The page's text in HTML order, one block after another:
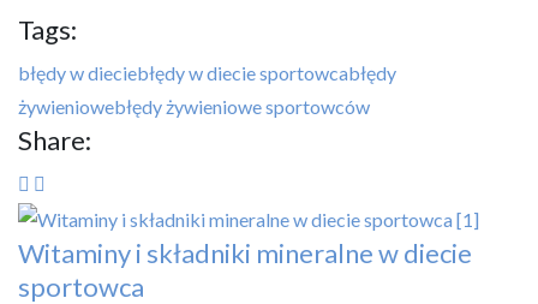
Tags:
błędy w dieciebłędy w diecie sportowcabłędy
żywieniowebłędy żywieniowe sportowców
Share:
Witaminy i składniki mineralne w diecie
sportowca